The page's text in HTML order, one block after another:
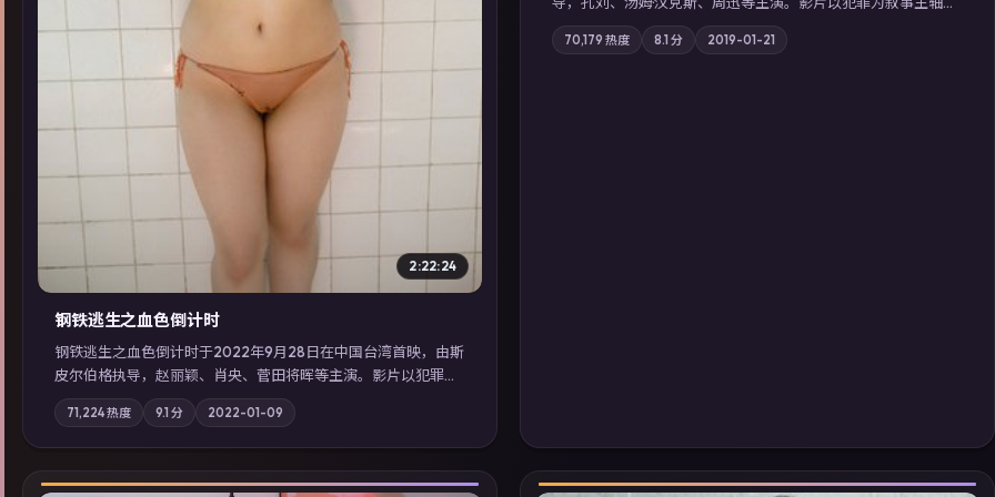
2:22:24
钢铁逃生之血色倒计时
钢铁逃生之血色倒计时于2022年9月28日在中国台湾首映，由斯
皮尔伯格执导，赵丽颖、肖央、菅田将晖等主演。影片以犯罪为
叙事主轴，失踪人口档案牵出跨国灰色产业链；摄影与配乐强化
地域气质；站内亦可通过「国产免费观看高清电视剧在线看」延
展检索同类型高分佳作，畅享高清在线追剧体验。
71,224热度 9.1 分 2022-01-09
边境小镇的平静被一封匿名信彻底打破；摄影与配乐强化地域气
质；站内亦可通过「国产免费观看高清电视剧在线看」延展检索
70,179 热度 8.1 分 2019-01-21